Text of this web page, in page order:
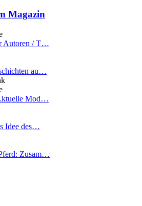
Magazin
Autoren / T…
au…
Mod…
Idee des…
Zusam…